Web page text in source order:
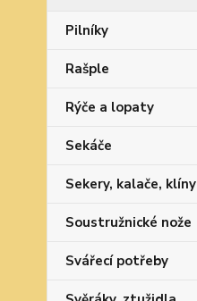
Pilníky
Rašple
Rýče a lopaty
Sekáče
Sekery, kalače, klíny
Soustružnické nože
Svářecí potřeby